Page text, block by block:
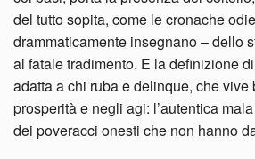
del tutto sopita, come le cronache
drammaticamente insegnano – dello
al fatale tradimento. E la definizione
adatta a chi ruba e delinque, che
prosperità e negli agi: l’autentica
dei poveracci onesti che non hanno